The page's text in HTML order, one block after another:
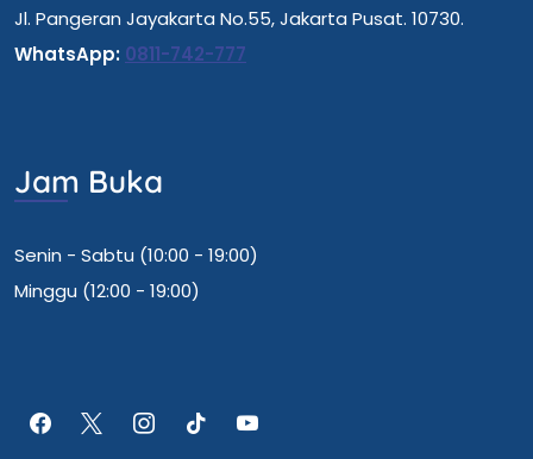
Jl. Pangeran Jayakarta No.55, Jakarta Pusat. 10730.
WhatsApp: 0811-742-777
Jam Buka
Senin - Sabtu (10:00 - 19:00)
Minggu (12:00 - 19:00)